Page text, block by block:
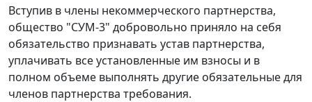
Вступив в члены некоммерческого партнерства,
общество "СУМ-3" добровольно приняло на себя
обязательство признавать устав партнерства,
уплачивать все установленные им взносы и в
полном объеме выполнять другие обязательные для
членов партнерства требования.